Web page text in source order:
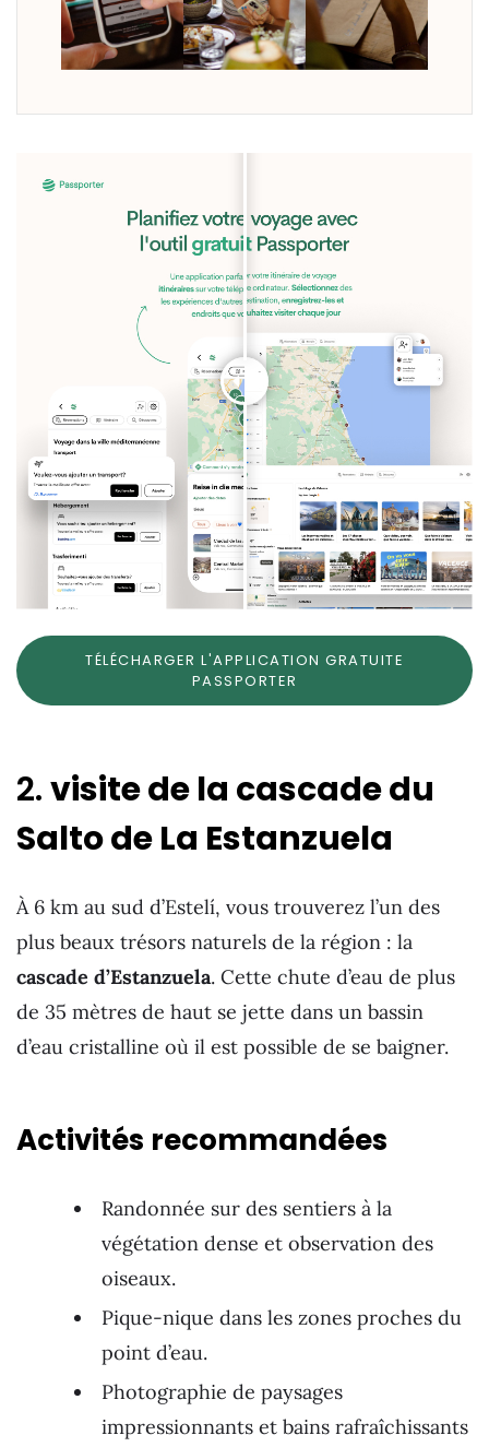
TÉLÉCHARGER L'APPLICATION GRATUITE
PASSPORTER
2.visite de la cascade du
Salto de La Estanzuela
À 6 km au sud d’Estelí, vous trouverez l’un des
plus beaux trésors naturels de la région : la
cascade d’Estanzuela. Cette chute d’eau de plus
de 35 mètres de haut se jette dans un bassin
d’eau cristalline où il est possible de se baigner.
Activités recommandées
Randonnée sur des sentiers à la
végétation dense et observation des
oiseaux.
Pique-nique dans les zones proches du
point d’eau.
Photographie de paysages
impressionnants et bains rafraîchissants